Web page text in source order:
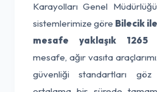
Karayolları Genel
sistemlerimize göre Bilecik
mesafe yaklaşık 1265
mesafe, ağır vasıta
güvenliği standartları göz